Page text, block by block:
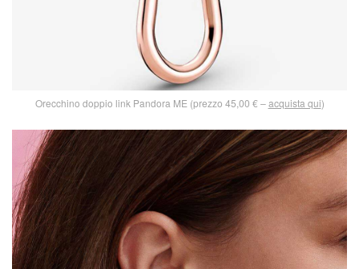
Orecchino doppio link Pandora ME (prezzo 45,00 € –acquista qui)